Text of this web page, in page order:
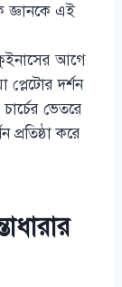
জ্ঞানকে এই
আগে
প্লেটোর দর্শন
ভেতরে
প্রতিষ্ঠা করে